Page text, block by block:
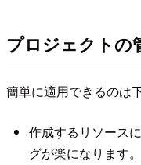
プロジェクトの
簡単に適用できるのは
作成するリソース
グが楽になります。